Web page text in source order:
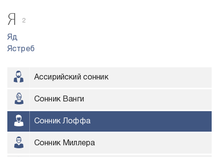
Я 2
Яд
Ястреб
Ассирийский сонник
Сонник Ванги
Сонник Лоффа
Сонник Миллера